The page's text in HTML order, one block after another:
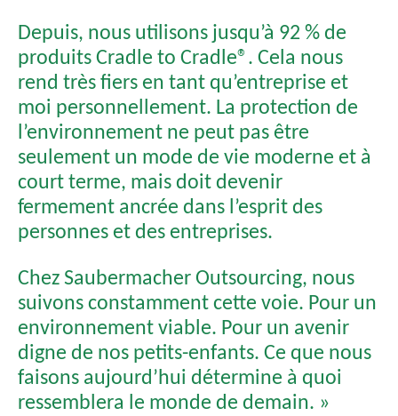
Depuis, nous utilisons jusqu’à 92 % de
produits Cradle to Cradle®. Cela nous
rend très fiers en tant qu’entreprise et
moi personnellement. La protection de
l’environnement ne peut pas être
seulement un mode de vie moderne et à
court terme, mais doit devenir
fermement ancrée dans l’esprit des
personnes et des entreprises.
Chez Saubermacher Outsourcing, nous
suivons constamment cette voie. Pour un
environnement viable. Pour un avenir
digne de nos petits-enfants. Ce que nous
faisons aujourd’hui détermine à quoi
ressemblera le monde de demain. »